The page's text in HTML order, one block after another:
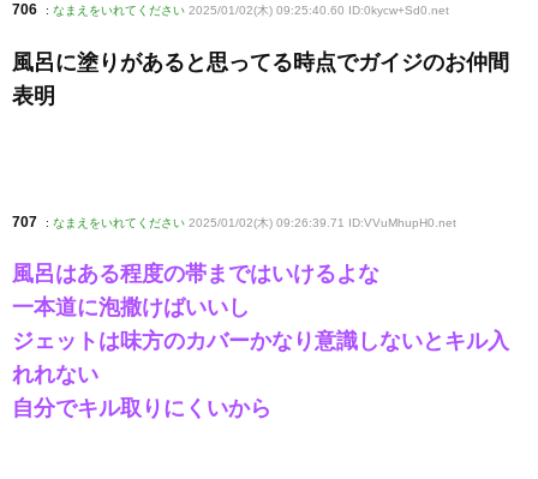
706 : なまえをいれてください 2025/01/02(木) 09:25:40.60 ID:0kycw+Sd0.net
風呂に塗りがあると思ってる時点でガイジのお仲間
表明
707 : なまえをいれてください 2025/01/02(木) 09:26:39.71 ID:VVuMhupH0 .net
風呂はある程度の帯まではいけるよな
一本道に泡撒けばいいし
ジェットは味方のカバーかなり意識しないとキル入
れれない
自分でキル取りにくいから